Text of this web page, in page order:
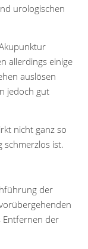
urologischen
allerdings einige
auslösen
jedoch gut
nicht ganz so
schmerzlos ist.
der
Entfernen der